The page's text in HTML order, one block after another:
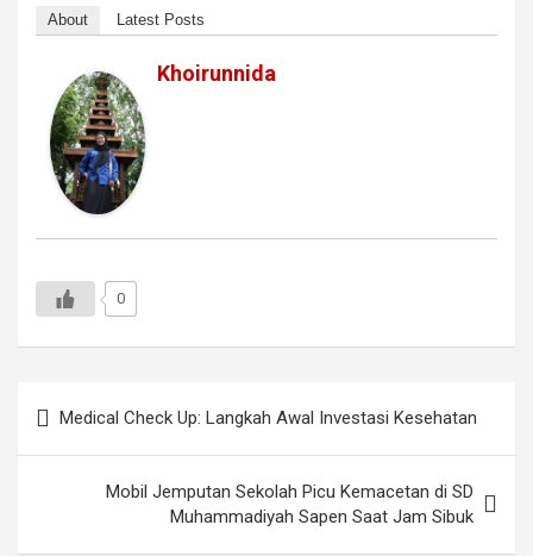
About Latest Posts
Khoirunnida
0
pos
Medical Check Up: Langkah Awal Investasi Kesehatan
Mobil Jemputan Sekolah Picu Kemacetan di SD
Muhammadiyah Sapen Saat Jam Sibuk